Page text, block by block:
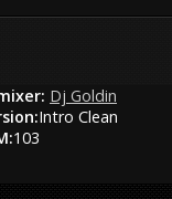
Dj Goldin
Intro Clean
103